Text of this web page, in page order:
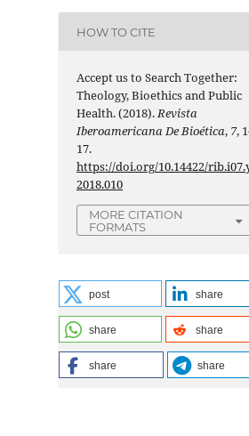
HOW TO CITE
Accept us to Search Together:
Theology, Bioethics and Public
Health. (2018).Revista
Iberoamericana De Bioética, 7,
17.
https://doi.org/10.14422/
2018.010
MORE CITATION
FORMATS
post share
share share
share share